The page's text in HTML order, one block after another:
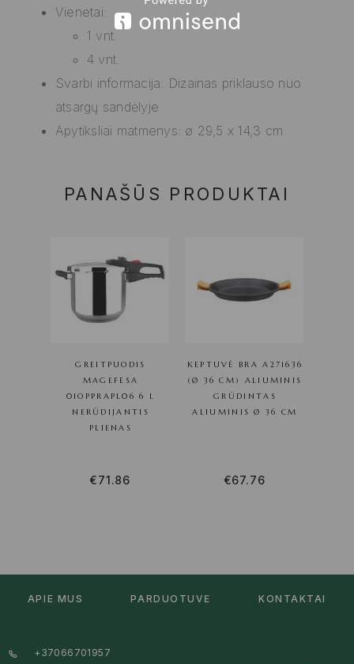
Vienetai:
1 vnt.
4 vnt.
Svarbi informacija: Dizainas priklauso nuo
atsargų sandėlyje
Apytiksliai matmenys: ø 29,5 x 14,3 cm
PANAŠŪS PRODUKTAI
GREITPUODIS
MAGEFESA
01OPPRAPL06 6 L
NERŪDIJANTIS
PLIENAS
€71.86
KEPTUVĖ BRA A271636
(Ø 36 CM) ALIUMINIS
GRŪDINTAS
ALIUMINIS Ø 36 CM
€67.76
APIE MUS PARDUOTUVĖ KONTAKTAI
+37066701957